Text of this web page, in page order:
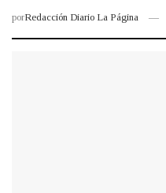
porRedacción Diario La Página